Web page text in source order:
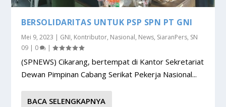
BERSOLIDARITAS UNTUK PSP SPN PT GNI
Mei 9, 2023 | GNI, Kontributor, Nasional, News, SiaranPers, SN
09 | 0 |
(SPNEWS) Cikarang, bertempat di Kantor Sekretariat
Dewan Pimpinan Cabang Serikat Pekerja Nasional...
BACA SELENGKAPNYA